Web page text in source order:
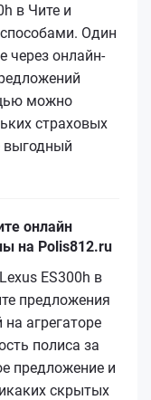
в Чите и
Один
через онлайн-
можно
страховых
выгодный
онлайн
на Polis812.ru
ES300h в
предложения
агрегаторе
полиса за
предложение и
скрытых